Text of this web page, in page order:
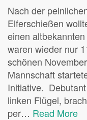
Nach der
Elferschießen
einen
waren wieder nur
schönen
Mannschaft
Initiative.
linken Flügel,
per… Read More